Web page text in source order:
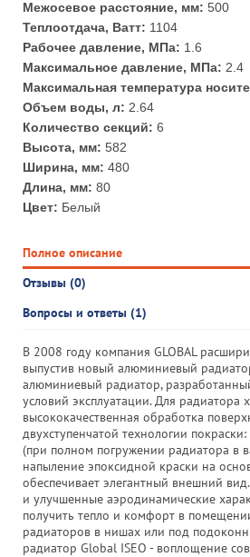
Межосевое расстояние, мм: 500
Теплоотдача, Ватт: 1104
Рабочее давление, МПа: 1.6
Максимальное давление, МПа: 2.4
Максимальная температура
Объем воды, л: 2.64
Количество секций: 6
Высота, мм: 582
Ширина, мм: 480
Длина, мм: 80
Цвет: Белый
Полное описание
Отзывы (0)
Вопросы и ответы (1)
В 2008 году компания GLOBAL
выпустив новый алюминиевый
алюминиевый радиатор,
условий эксплуатации. Для радиатора
высококачественная обработка
двухступенчатой технологии
(при полном погружении радиатора в
напыление эпоксидной краски на
обеспечивает элегантный внешний
и улучшенные аэродинамические
получить тепло и комфорт в
радиаторов в нишах или под
радиатор Global ISEO - воплощение